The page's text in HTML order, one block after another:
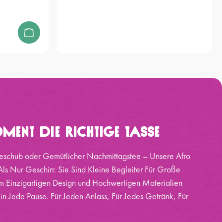
Die Richtige Tasse
oder Gemütlicher Nachmittagstee – Unsere Afro
Nur Geschirr. Sie Sind Kleine Begleiter Für Große
Einzigartigen Design und Hochwertigen Materialien
Jede Pause. Für Jeden Anlass, Für Jedes Getränk, Für